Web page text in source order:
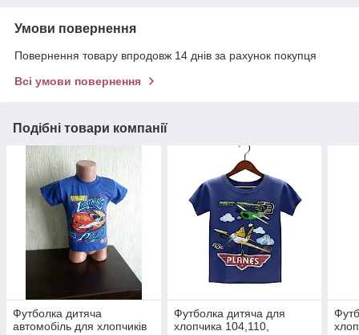
Умови повернення
Повернення товару впродовж 14 днів за рахунок покупця
Всі умови повернення
Подібні товари компанії
Футболка дитяча
автомобіль для хлопчиків
Футболка дитяча для
хлопчика 104,110,